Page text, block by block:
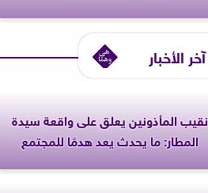
آخر الأخبار
نقيب المأذونين يعلق على واقعة سيدة
المطار: ما يحدث يعد هدمًا للمجتمع